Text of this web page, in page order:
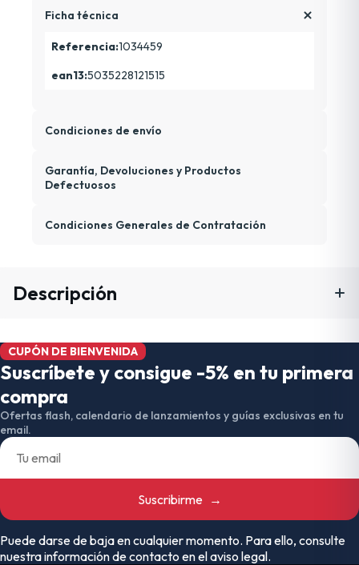
Ficha técnica
Referencia:1034459
ean13:5035228121515
Condiciones de envío
Garantía, Devoluciones y Productos
Defectuosos
Condiciones Generales de Contratación
Descripción
CUPÓN DE BIENVENIDA
Suscríbete y consigue -5% en tu primera
compra
Ofertas flash, calendario de lanzamientos y guías exclusivas en tu
email.
Suscribirme →
Puede darse de baja en cualquier momento. Para ello, consulte
nuestra información de contacto en el aviso legal.